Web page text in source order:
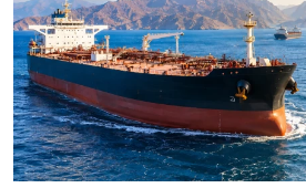
Χορηγία €10.000 για
ΤΕΠΑΚ